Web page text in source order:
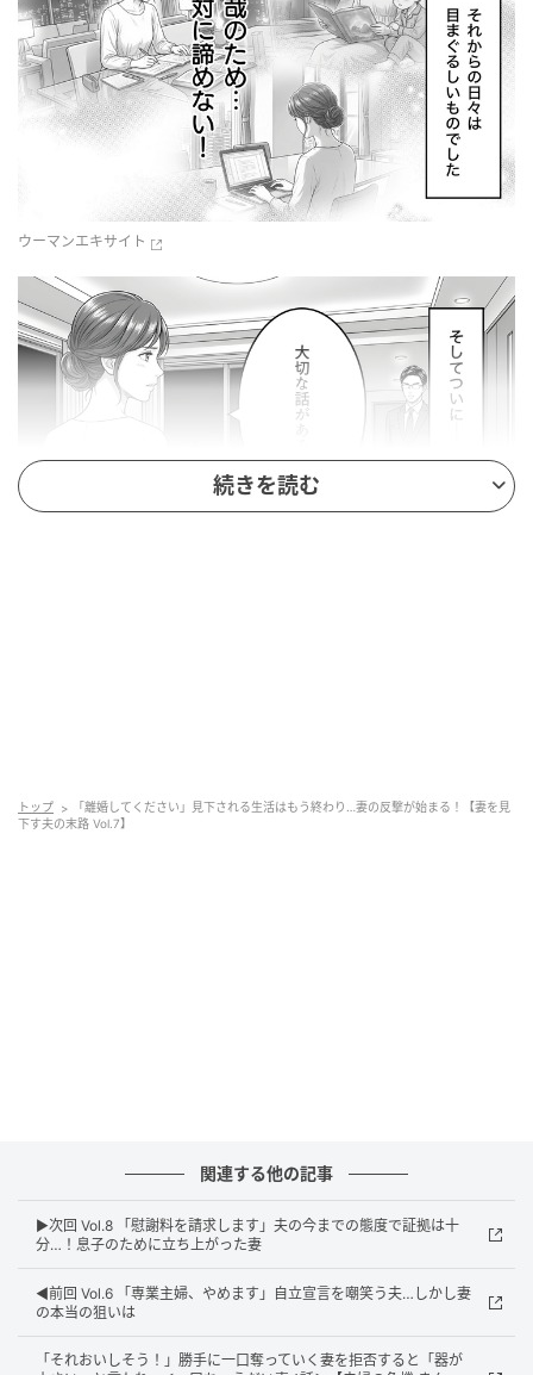
ウーマンエキサイト
ウーマンエキサイト
続きを読む
トップ
「離婚してください」見下される生活はもう終わり…妻の反撃が始まる！【妻を見
下す夫の末路 Vol.7】
関連する他の記事
▶︎次回 Vol.8 「慰謝料を請求します」夫の今までの態度で証拠は十
分…！息子のために立ち上がった妻
◀︎前回 Vol.6 「専業主婦、やめます」自立宣言を嘲笑う夫…しかし妻
の本当の狙いは
「それおいしそう！」勝手に一口奪っていく妻を拒否すると「器が